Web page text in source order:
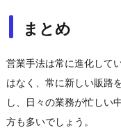
まとめ
営業手法は常に進化して
はなく、常に新しい販路
し、日々の業務が忙しい
方も多いでしょう。